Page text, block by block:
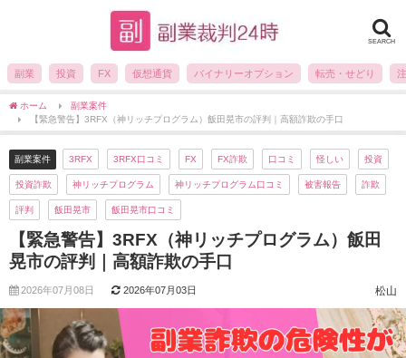
SEARCH
副業 投資 FX 仮想通貨 バイナリーオプション 転売・せどり
ホーム
副業案件
【緊急警告】3RFX（神リッチプログラム）飯田晃市の評判｜高額詐欺の手口
副業案件 3RFX 3RFX口コミ FX FX詐欺 口コミ 怪しい 投資
投資詐欺 神リッチプログラム 神リッチプログラム口コミ 被害報告 詐欺
評判 飯田晃市 飯田晃市口コミ
【緊急警告】3RFX（神リッチプログラム）飯田
晃市の評判｜高額詐欺の手口
2026年07月08日 2026年07月03日 松山